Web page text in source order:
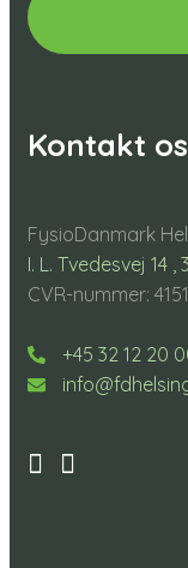
Kontakt os
FysioDanmark
I. L. Tvedesvej 14
CVR-nummer:
+45 32 12 20